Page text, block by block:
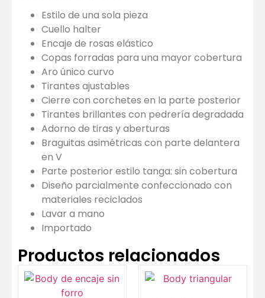
Estilo de una sola pieza
Cuello halter
Encaje de rosas elástico
Copas forradas para una mayor cobertura
Aro único curvo
Tirantes ajustables
Cierre con corchetes en la parte posterior
Tirantes brillantes con pedrería degradada
Adorno de tiras y aberturas
Braguitas asimétricas con parte delantera
en V
Parte posterior estilo tanga: sin cobertura
Diseño parcialmente confeccionado con
materiales reciclados
Lavar a mano
Importado
Productos relacionados